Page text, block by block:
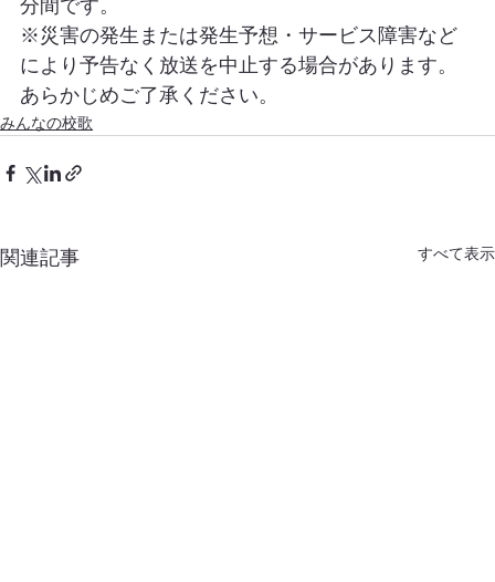
分間です。
※災害の発生または発生予想・サービス障害など
により予告なく放送を中止する場合があります。
あらかじめご了承ください。
みんなの校歌
関連記事 すべて表示